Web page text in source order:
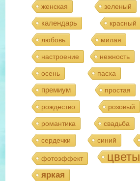
женская зеленый
календарь красный
любовь милая
настроение нежность
осень пасха
премиум
простая
рождество розовый
романтика свадьба
сердечки синий
фотоэффект цветы
яркая